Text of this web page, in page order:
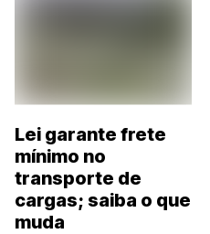
Lei garante frete
mínimo no
transporte de
cargas; saiba o que
muda